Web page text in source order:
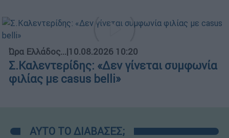
Ώρα Ελλάδος...|10.08.2026 10:20
Σ.Καλεντερίδης: «Δεν γίνεται συμφωνία
φιλίας με casus belli»
ΑΥΤΟ ΤΟ ΔΙΑΒΑΣΕΣ;